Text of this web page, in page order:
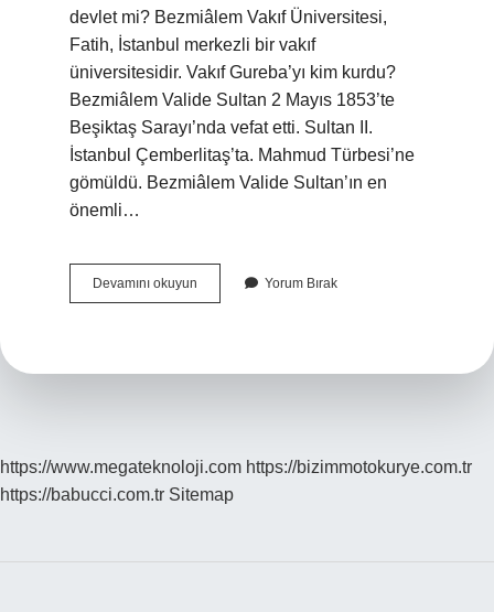
devlet mi? Bezmiâlem Vakıf Üniversitesi,
Fatih, İstanbul merkezli bir vakıf
üniversitesidir. Vakıf Gureba’yı kim kurdu?
Bezmiâlem Valide Sultan 2 Mayıs 1853’te
Beşiktaş Sarayı’nda vefat etti. Sultan II.
İstanbul Çemberlitaş’ta. Mahmud Türbesi’ne
gömüldü. Bezmiâlem Valide Sultan’ın en
önemli…
Devamını okuyun Bezmialemi
Kim
Yorum Bırak
https://www.megateknoloji.com https://bizimmotokurye.com.tr
https://babucci.com.tr Sitemap